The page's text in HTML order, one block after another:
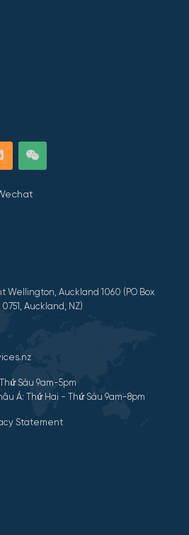
Wellington, Auckland 1060 (PO Box
Auckland, NZ)
Sáu 9am-5pm
Á: Thứ Hai - Thứ Sáu 9am-8pm
Statement